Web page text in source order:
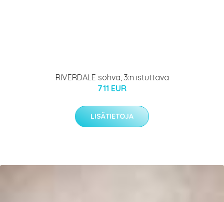
RIVERDALE sohva, 3:n istuttava
711 EUR
LISÄTIETOJA